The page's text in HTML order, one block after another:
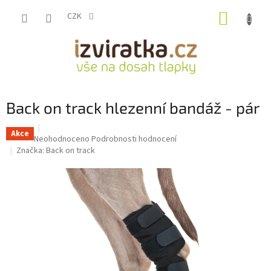
CZK
Back on track hlezenní bandáž - pár
Akce Průměrné
hodnocení
Neohodnoceno Podrobnosti hodnocení
Značka: Back on track